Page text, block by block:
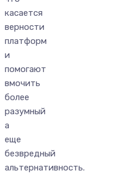
касается
верности
платформ
и
помогают
вмочить
более
разумный
а
еще
безвредный
альтернативность.